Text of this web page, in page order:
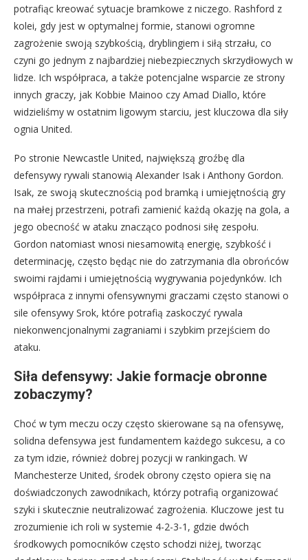
potrafiąc kreować sytuacje bramkowe z niczego. Rashford z
kolei, gdy jest w optymalnej formie, stanowi ogromne
zagrożenie swoją szybkością, dryblingiem i siłą strzału, co
czyni go jednym z najbardziej niebezpiecznych skrzydłowych w
lidze. Ich współpraca, a także potencjalne wsparcie ze strony
innych graczy, jak Kobbie Mainoo czy Amad Diallo, które
widzieliśmy w ostatnim ligowym starciu, jest kluczowa dla siły
ognia United.
Po stronie Newcastle United, największą groźbę dla
defensywy rywali stanowią Alexander Isak i Anthony Gordon.
Isak, ze swoją skutecznością pod bramką i umiejętnością gry
na małej przestrzeni, potrafi zamienić każdą okazję na gola, a
jego obecność w ataku znacząco podnosi siłę zespołu.
Gordon natomiast wnosi niesamowitą energię, szybkość i
determinację, często będąc nie do zatrzymania dla obrońców
swoimi rajdami i umiejętnością wygrywania pojedynków. Ich
współpraca z innymi ofensywnymi graczami często stanowi o
sile ofensywy Srok, które potrafią zaskoczyć rywala
niekonwencjonalnymi zagraniami i szybkim przejściem do
ataku.
Siła defensywy: Jakie formacje obronne
zobaczymy?
Choć w tym meczu oczy często skierowane są na ofensywę,
solidna defensywa jest fundamentem każdego sukcesu, a co
za tym idzie, również dobrej pozycji w rankingach. W
Manchesterze United, środek obrony często opiera się na
doświadczonych zawodnikach, którzy potrafią organizować
szyki i skutecznie neutralizować zagrożenia. Kluczowe jest tu
zrozumienie ich roli w systemie 4-2-3-1, gdzie dwóch
środkowych pomocników często schodzi niżej, tworząc